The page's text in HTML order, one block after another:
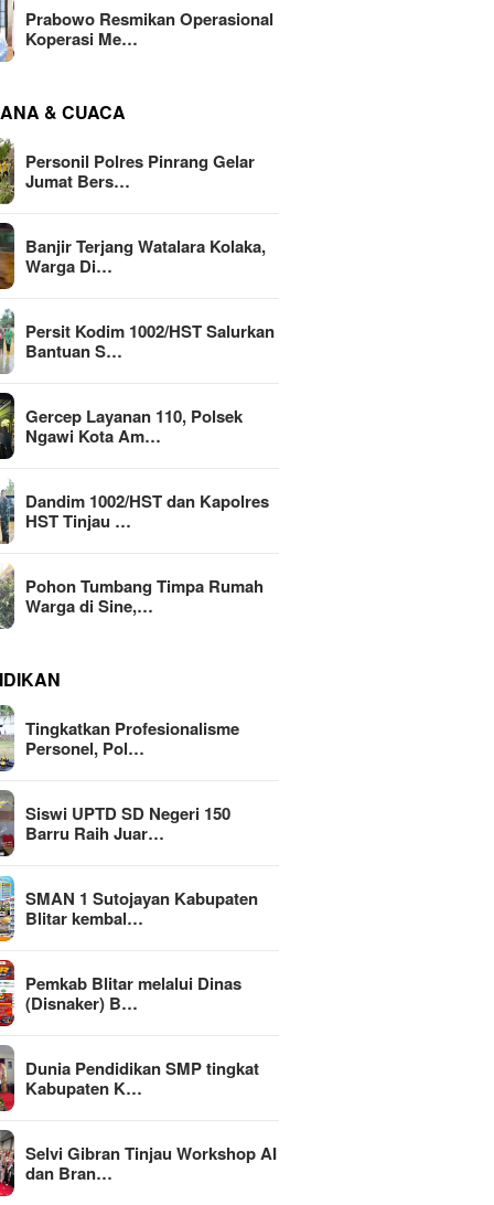
Prabowo Resmikan Operasional
Koperasi Me…
& CUACA
Personil Polres Pinrang Gelar
Jumat Bers…
Banjir Terjang Watalara Kolaka,
Warga Di…
Persit Kodim 1002/HST Salurkan
Bantuan S…
Gercep Layanan 110, Polsek
Ngawi Kota Am…
Dandim 1002/HST dan Kapolres
HST Tinjau …
Pohon Tumbang Timpa Rumah
Warga di Sine,…
Tingkatkan Profesionalisme
Personel, Pol…
Siswi UPTD SD Negeri 150
Barru Raih Juar…
SMAN 1 Sutojayan Kabupaten
Blitar kembal…
Pemkab Blitar melalui Dinas
(Disnaker) B…
Dunia Pendidikan SMP tingkat
Kabupaten K…
Selvi Gibran Tinjau Workshop AI
dan Bran…